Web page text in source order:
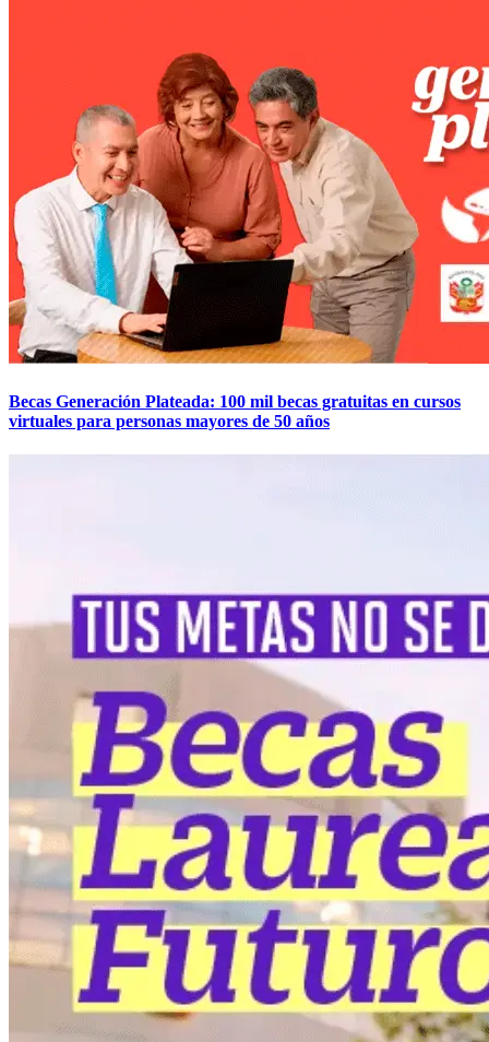
Becas Generación Plateada: 100 mil becas gratuitas en cursos
virtuales para personas mayores de 50 años